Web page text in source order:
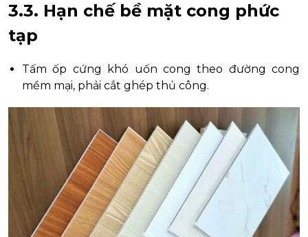
3.3. Hạn chế bề mặt cong phức
tạp
Tấm ốp cứng khó uốn cong theo đường cong
mềm mại, phải cắt ghép thủ công.